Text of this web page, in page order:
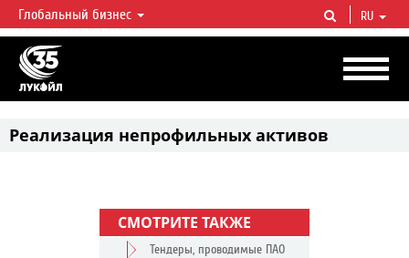
ЛУКОЙЛ СЕГОДНЯ
ЛУКОЙЛ — одна из крупнейших вертикально интегрированных
нефтегазовых компаний в мире, на долю которой приходится более 2%
мировой добычи нефти и около 1% доказанных запасов углеводородов.
Глобальный бизнес RU
Реализация непрофильных активов
СМОТРИТЕ ТАКЖЕ
Тендеры, проводимые ПАО